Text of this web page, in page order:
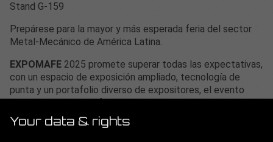
Stand G-159
Prepárese para la mayor y más esperada feria del sector
Metal-Mecánico de América Latina.
EXPOMAFE 2025 promete superar todas las expectativas,
con un espacio de exposición ampliado, tecnología de
punta y un portafolio diverso de expositores, el evento
con los líderes del sector, explorar nuevas tecnologías,
soluciones innovadoras y ampliar su red de contactos.
Your data & rights